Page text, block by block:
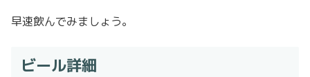
早速飲んでみましょう。
ビール詳細